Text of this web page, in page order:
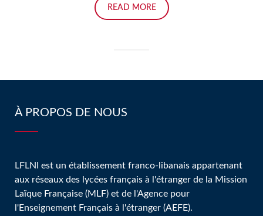
READ MORE
À PROPOS DE NOUS
LFLNI est un établissement franco-libanais appartenant
aux réseaux des lycées français à l'étranger de la Mission
Laïque Française (MLF) et de l'Agence pour
l'Enseignement Français à l'étranger (AEFE).